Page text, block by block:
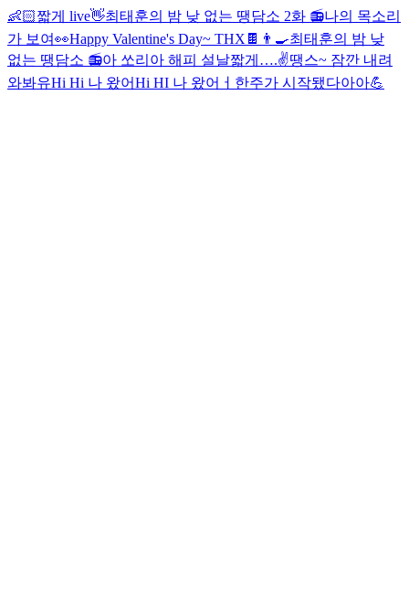
👶🏻짧게 live👋최태훈의 밤 낮 없는 땡담소 2화 📻나의 목소리
가 보여👀Happy Valentine's Day~ THX🍫👨‍🍳최태훈의 밤 낮
없는 땡담소 📻아 쏘리 아 해피 설날짧게….✌️땡스~ 잠깐 내려
와봐유Hi Hi 나 왔어Hi HI 나 왔어ㅓ 한주가 시작됐다아아💪